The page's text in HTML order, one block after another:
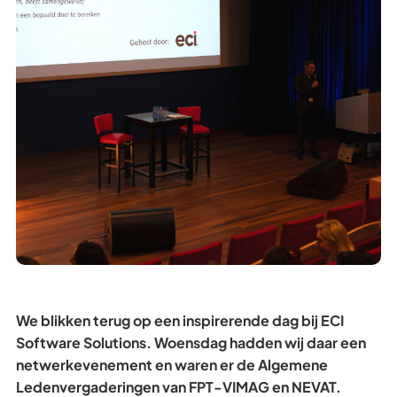
We blikken terug op een inspirerende dag bij ECI
Software Solutions. Woensdag hadden wij daar een
netwerkevenement en waren er de Algemene
Ledenvergaderingen van FPT-VIMAG en NEVAT.